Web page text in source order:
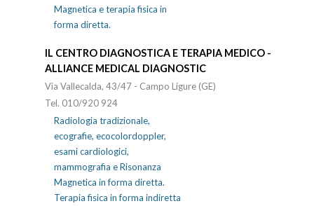
Magnetica e terapia fisica in
forma diretta.
IL CENTRO DIAGNOSTICA E TERAPIA MEDICO -
ALLIANCE MEDICAL DIAGNOSTIC
Via Vallecalda, 43/47 - Campo Ligure (GE)
Tel. 010/920 924
Radiologia tradizionale,
ecografie, ecocolordoppler,
esami cardiologici,
mammografia e Risonanza
Magnetica in forma diretta.
Terapia fisica in forma indiretta